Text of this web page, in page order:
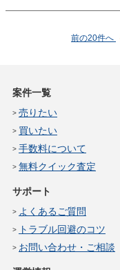
前の20件へ
案件一覧
売りたい
買いたい
手数料について
無料クイック査定
サポート
よくあるご質問
トラブル回避のコツ
お問い合わせ・ご相談